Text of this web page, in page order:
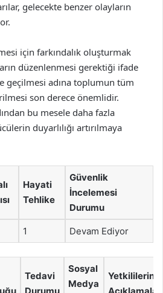
gelecekte benzer olayların
için farkındalık oluşturmak
düzenlenmesi gerektiği ifade
geçilmesi adına toplumun tüm
son derece önemlidir.
bu mesele daha fazla
duyarlılığı artırılmaya
Hayati
Tehlike
Güvenlik
İncelemesi
Durumu
1 Devam Ediyor
Tedavi
Durumu
Sosyal
Medya
Yetkililerin
Açıklamaları